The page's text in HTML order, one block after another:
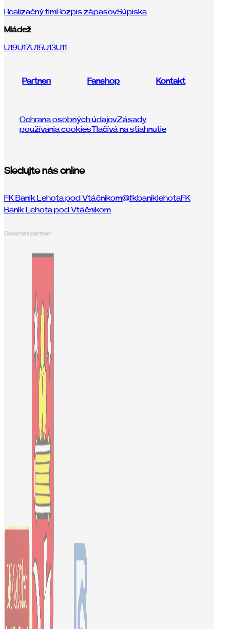
Realizačný tímRozpis zápasovSúpiska
Mládež
U19U17U15U13U11
Partneri Fanshop Kontakt
Ochrana osobných údajovZásady
používania cookiesTlačívá na stiahnutie
Sledujte nás online
FK Baník Lehota pod Vtáčnikom@fkbaniklehotaFK
Baník Lehota pod Vtáčnikom
Generálni partneri